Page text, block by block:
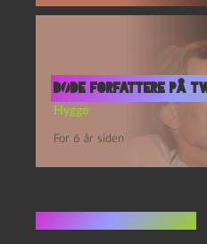
Døde forfattere på
Hygge
For 6 år siden